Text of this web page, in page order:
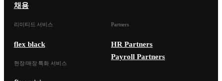
채용
리미티드 서비스
flex black
현장/매장 특화 서비스
Partners
HR Partners
Payroll Partners